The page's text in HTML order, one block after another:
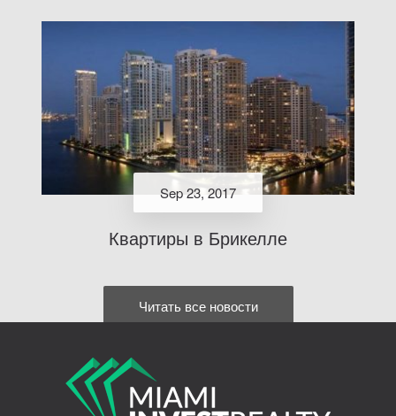
Sep 23, 2017
Квартиры в Брикелле
Читать все новости